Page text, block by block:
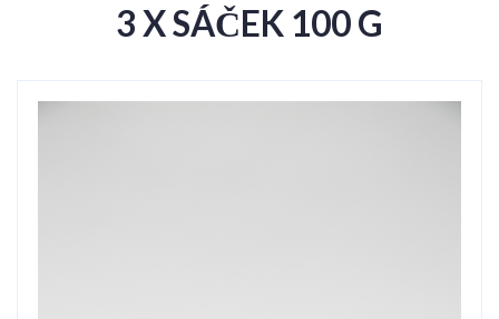
3 X SÁČEK 100 G